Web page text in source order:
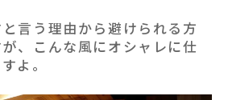
言う理由から避けられる方
、こんな風にオシャレに仕
よ。